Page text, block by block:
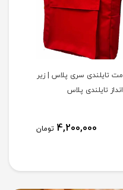
مت تایلندی سری پلاس | زیر
انداز تایلندی پلاس
4,200,000 تومان